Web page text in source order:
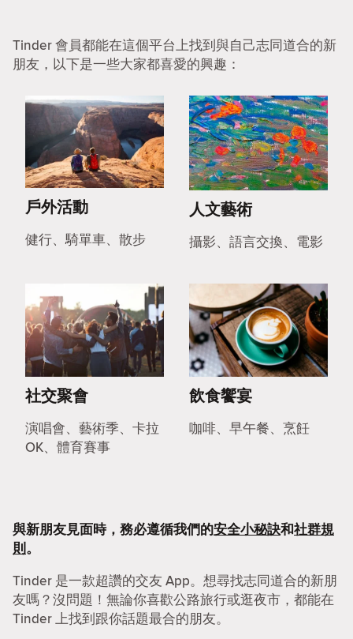
Tinder 會員都能在這個平台上找到與自己志同道合的新
朋友，以下是一些大家都喜愛的興趣：
戶外活動
健行、騎單車、散步
人文藝術
攝影、語言交換、電影
社交聚會
演唱會、藝術季、卡拉
OK、體育賽事
飲食饗宴
咖啡、早午餐、烹飪
與新朋友見面時，務必遵循我們的安全小秘訣和社群規
則。
Tinder 是一款超讚的交友 App。想尋找志同道合的新朋
友嗎？沒問題！無論你喜歡公路旅行或逛夜市，都能在
Tinder 上找到跟你話題最合的朋友。